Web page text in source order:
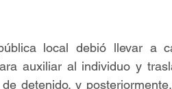
local debió llevar a
auxiliar al individuo y
detenido, y